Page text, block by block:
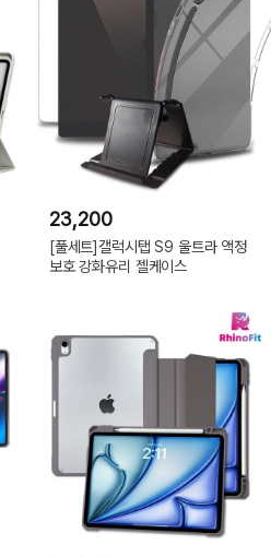
23,200
[풀세트]갤럭시탭 S9 울트라 액정
보호 강화유리 젤케이스